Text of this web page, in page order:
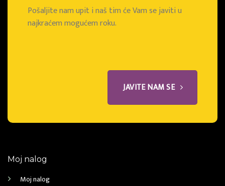
Pošaljite nam upit i naš tim će Vam se javiti u
najkraćem mogućem roku.
JAVITE NAM SE
Moj nalog
Moj nalog